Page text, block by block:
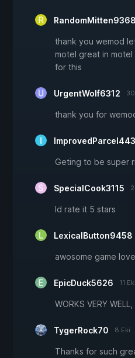
RandomMitten9368
thank you wemod
motel great in motel
for this
UrgentWolf6312
thank you for
Geting to be super
SpecialCook3115
Id rate it 5 stars
LexicalButton9458
awosome game
EpicDuck5626 11 Eki
WORKS VERY
TygerRock70 8 Eki
Thanks for such